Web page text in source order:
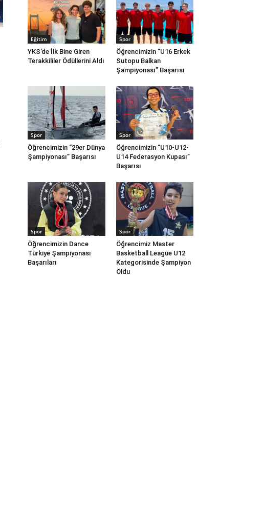
Eğitim
YKS’de İlk Bine Giren
Terakkililer Ödüllerini Aldı
Spor
Öğrencimizin “U16 Erkek
Sutopu Balkan
Şampiyonası” Başarısı
Spor
Öğrencimizin “29er Dünya
Şampiyonası” Başarısı
Spor
Öğrencimizin “U10-U12-
U14 Federasyon Kupası”
Başarısı
Spor
Öğrencimizin Dance
Türkiye Şampiyonası
Başarıları
Spor
Öğrencimiz Master
Basketball League U12
Kategorisinde Şampiyon
Oldu